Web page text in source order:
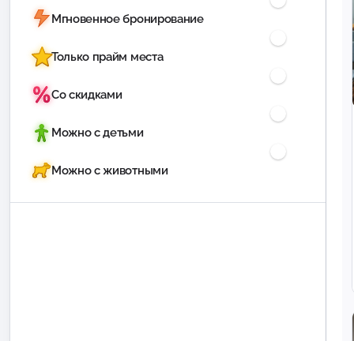
Мгновенное бронирование
Только прайм места
Со скидками
Можно с детьми
Можно с животными